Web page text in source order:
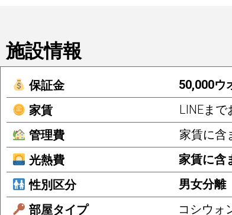
施設情報
保証金
50,000ウ
家賃
LINEまで
管理費
家賃に含
光熱費
家賃に含
性別区分
男女分離
部屋タイプ
コシウォ